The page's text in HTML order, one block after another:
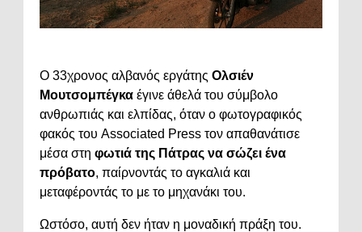
Ο 33χρονος αλβανός εργάτης Ολσιέν
Μουτσομπέγκα έγινε άθελά του σύμβολο
ανθρωπιάς και ελπίδας, όταν ο φωτογραφικός
φακός του Associated Press τον απαθανάτισε
μέσα στη φωτιά της Πάτρας να σώζει ένα
πρόβατο, παίρνοντάς το αγκαλιά και
μεταφέροντάς το με το μηχανάκι του.
Ωστόσο, αυτή δεν ήταν η μοναδική πράξη του.